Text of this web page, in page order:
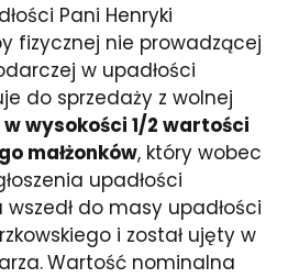
Pani Henryki
fizycznej nie prowadzącej
w upadłości
do sprzedaży z wolnej
wysokości 1/2 wartości
małżonków, który wobec
upadłości
wszedł do masy upadłości
i został ujęty w
Wartość nominalna